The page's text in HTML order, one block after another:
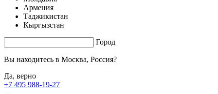
Армения
Таджикистан
Кыргызстан
Город
Вы находитесь в Москва, Россия?
Да, верно
+7 495 988-19-27